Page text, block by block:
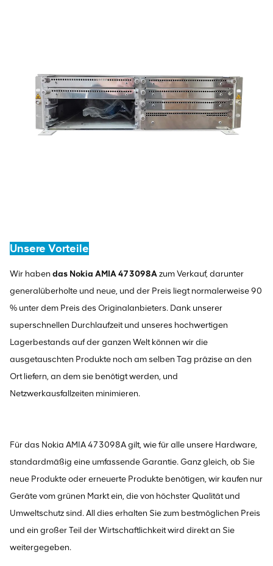
Unsere Vorteile
Wir haben das Nokia AMIA 473098Azum Verkauf, darunter
generalüberholte und neue, und der Preis liegt normalerweise 90
% unter dem Preis des Originalanbieters. Dank unserer
superschnellen Durchlaufzeit und unseres hochwertigen
Lagerbestands auf der ganzen Welt können wir die
ausgetauschten Produkte noch am selben Tag präzise an den
Ort liefern, an dem sie benötigt werden, und
Netzwerkausfallzeiten minimieren.
Für das Nokia AMIA 473098A gilt, wie für alle unsere Hardware,
standardmäßig eine umfassende Garantie. Ganz gleich, ob Sie
neue Produkte oder erneuerte Produkte benötigen, wir kaufen nur
Geräte vom grünen Markt ein, die von höchster Qualität und
Umweltschutz sind. All dies erhalten Sie zum bestmöglichen Preis
und ein großer Teil der Wirtschaftlichkeit wird direkt an Sie
weitergegeben.